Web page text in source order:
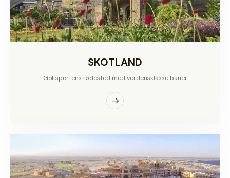
SKOTLAND
Golfsportens fødested med verdensklasse baner